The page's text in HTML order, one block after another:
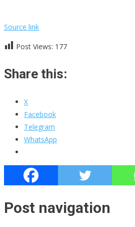
Source link
Post Views: 177
Share this:
X
Facebook
Telegram
WhatsApp
Post navigation